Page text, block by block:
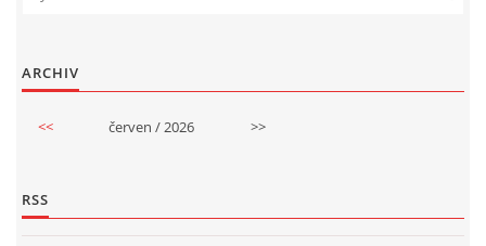
ARCHIV
<< červen / 2026 >>
RSS